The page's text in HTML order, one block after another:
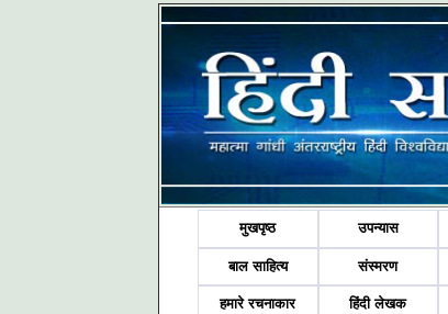
मुखपृष्ठ उपन्यास
बाल साहित्य संस्मरण
हमारे रचनाकार हिंदी लेखक